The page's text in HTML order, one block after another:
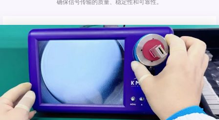
确保信号传输的质量、稳定性和可靠性。